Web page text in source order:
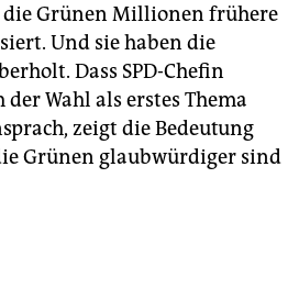
die Grünen Millionen frühere
Und sie haben die
Dass SPD-Chefin
Wahl als erstes Thema
zeigt die Bedeutung
Grünen glaubwürdiger sind